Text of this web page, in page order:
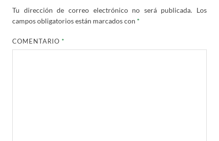
Tu dirección de correo electrónico no será publicada. Los
campos obligatorios están marcados con *
COMENTARIO*